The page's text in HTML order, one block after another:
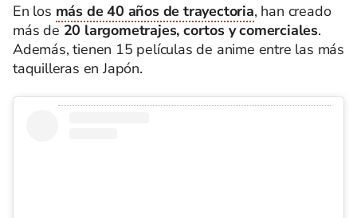
En los más de 40 años de trayectoria, han creado
más de 20 largometrajes, cortos y comerciales.
Además, tienen 15 películas de anime entre las más
taquilleras en Japón.